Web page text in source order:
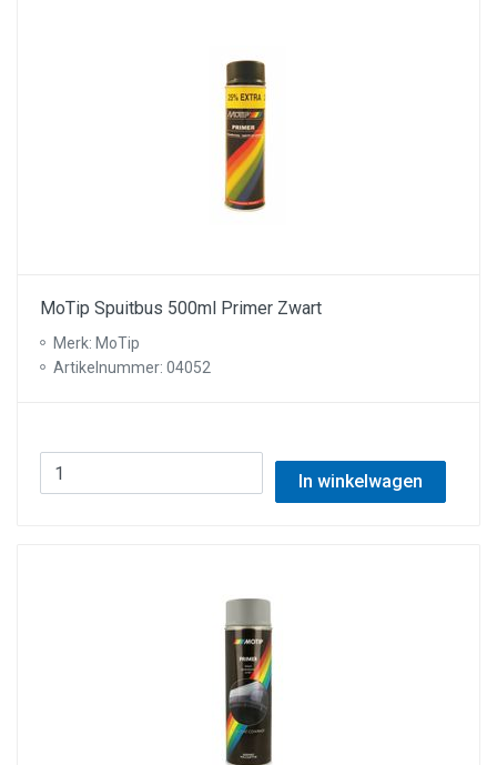
MoTip Spuitbus 500ml Primer Zwart
Merk: MoTip
Artikelnummer: 04052
In winkelwagen